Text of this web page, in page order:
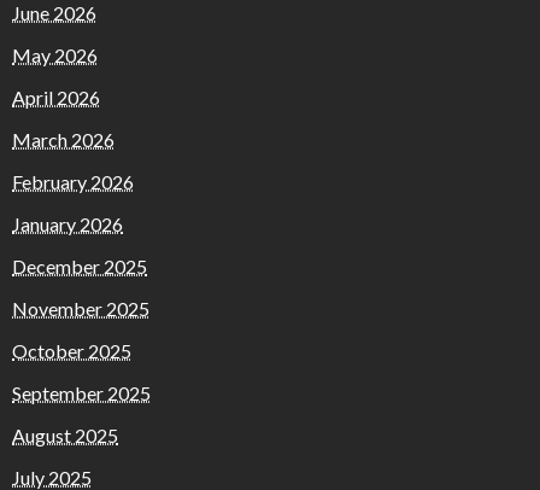
June 2026
May 2026
April 2026
March 2026
February 2026
January 2026
December 2025
November 2025
October 2025
September 2025
August 2025
July 2025